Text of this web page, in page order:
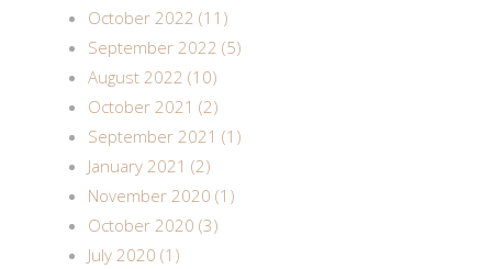
October 2022 (11)
September 2022 (5)
August 2022 (10)
October 2021 (2)
September 2021 (1)
January 2021 (2)
November 2020 (1)
October 2020 (3)
July 2020 (1)